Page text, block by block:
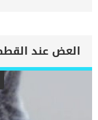
الوزن هو ثلاثة إلى
من الامراض التى
يجب أخذ التغييرات
طلب الاستشارة الطبية.
اعراض فقدان الوزن
يحتاج الى اعراض,
التغيرات مثل: يجب